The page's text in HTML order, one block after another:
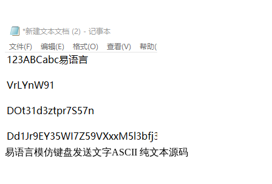
易语言模仿键盘发送文字ASCII 纯文本源码